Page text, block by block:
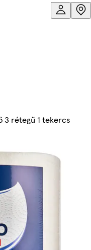
3 rétegű 1 tekercs